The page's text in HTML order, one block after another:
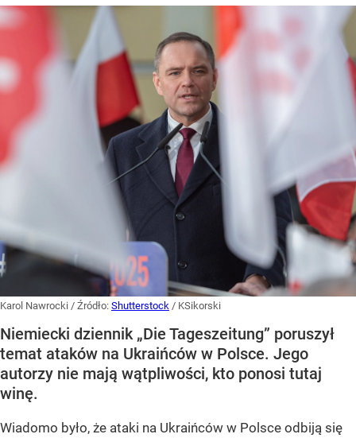
Karol Nawrocki / Źródło: Shutterstock / KSikorski
Niemiecki dziennik „Die Tageszeitung” poruszył
temat ataków na Ukraińców w Polsce. Jego
autorzy nie mają wątpliwości, kto ponosi tutaj
winę.
Wiadomo było, że ataki na Ukraińców w Polsce odbiją się